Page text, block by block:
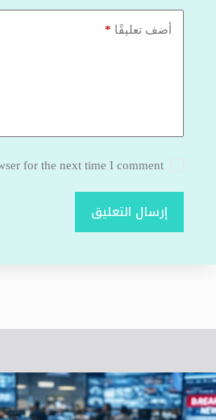
أضف تعليقًا *
for the next time I comment.
إرسال التعليق